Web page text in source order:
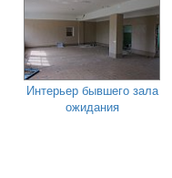
Интерьер бывшего зала
ожидания